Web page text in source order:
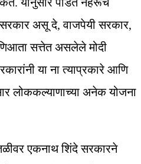
असू दे, वाजपेयी सरकार,
सत्तेत असलेले मोदी
या ना त्याप्रकारे आणि
लोककल्याणाच्या अनेक योजना
एकनाथ शिंदे सरकारने